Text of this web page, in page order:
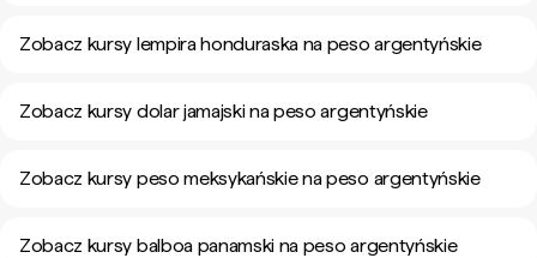
Zobacz kursy lempira honduraska na peso argentyńskie
Zobacz kursy dolar jamajski na peso argentyńskie
Zobacz kursy peso meksykańskie na peso argentyńskie
Zobacz kursy balboa panamski na peso argentyńskie